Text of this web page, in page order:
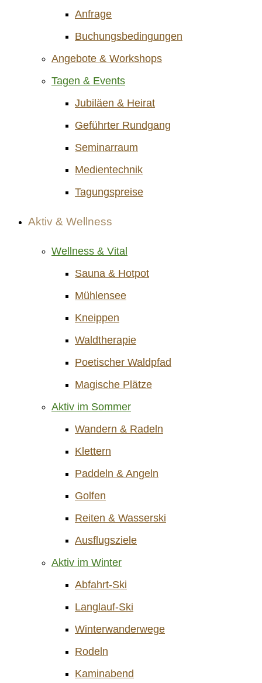
Anfrage
Buchungsbedingungen
Angebote & Workshops
Tagen & Events
Jubiläen & Heirat
Geführter Rundgang
Seminarraum
Medientechnik
Tagungspreise
Aktiv & Wellness
Wellness & Vital
Sauna & Hotpot
Mühlensee
Kneippen
Waldtherapie
Poetischer Waldpfad
Magische Plätze
Aktiv im Sommer
Wandern & Radeln
Klettern
Paddeln & Angeln
Golfen
Reiten & Wasserski
Ausflugsziele
Aktiv im Winter
Abfahrt-Ski
Langlauf-Ski
Winterwanderwege
Rodeln
Kaminabend